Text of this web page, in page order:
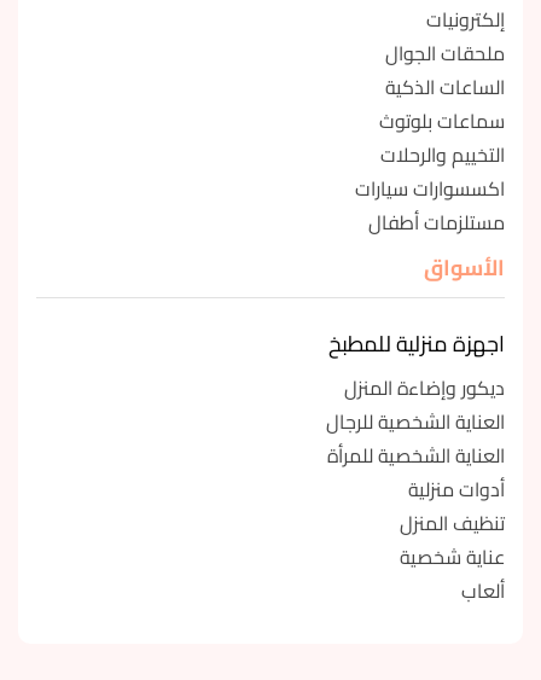
إلكترونيات
ملحقات الجوال
الساعات الذكية
سماعات بلوتوث
التخييم والرحلات
اكسسوارات سيارات
مستلزمات أطفال
الأسواق
اجهزة منزلية للمطبخ
ديكور وإضاءة المنزل
العناية الشخصية للرجال
العناية الشخصية للمرأة
أدوات منزلية
تنظيف المنزل
عناية شخصية
ألعاب